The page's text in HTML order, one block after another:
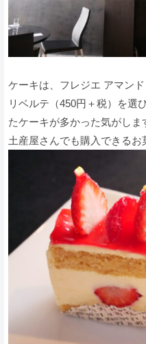
ケーキは、フレジエ アマン
リベルテ（450円＋税）を選
たケーキが多かった気がし
土産屋さんでも購入できるお